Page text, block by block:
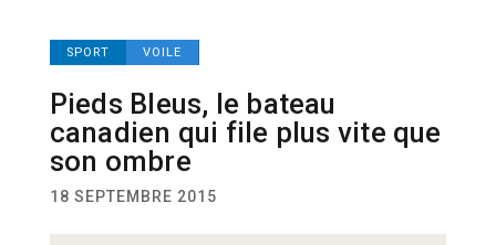
SPORT VOILE
Pieds Bleus, le bateau
canadien qui file plus vite que
son ombre
18 SEPTEMBRE 2015